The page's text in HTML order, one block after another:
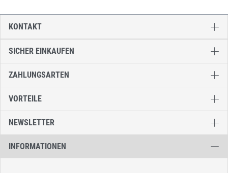
SICHER EINKAUFEN
ZAHLUNGSARTEN
VORTEILE
NEWSLETTER
INFORMATIONEN
KONTAKT